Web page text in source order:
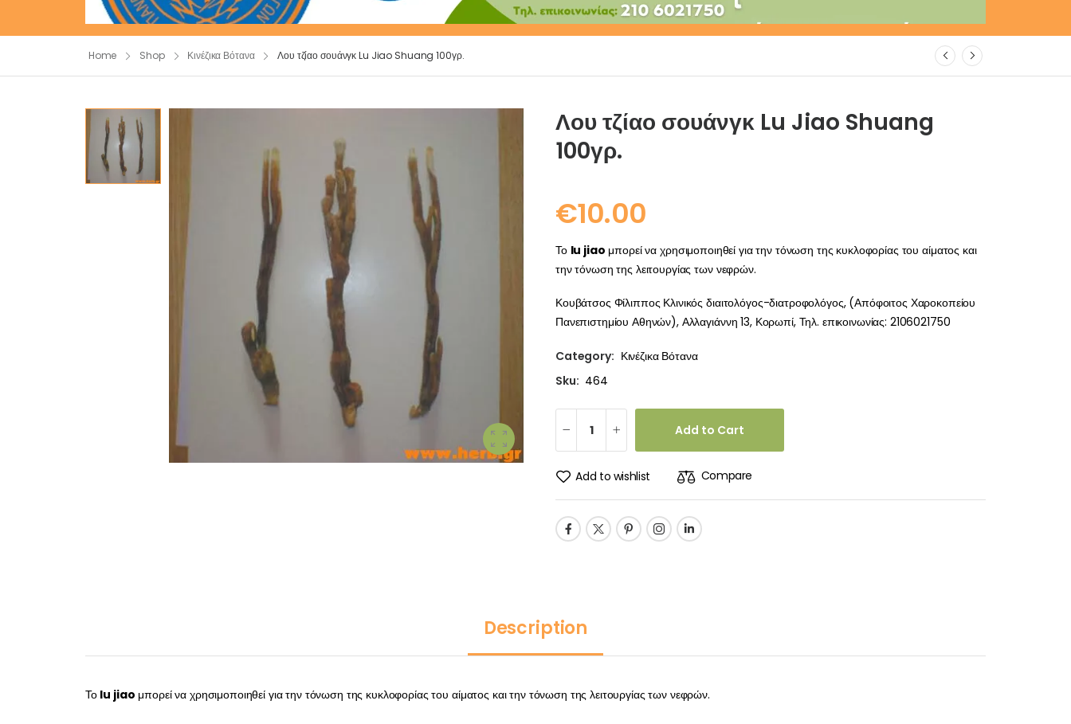
Home Shop Κινέζικα Βότανα Λου τζίαο σουάνγκ Lu Jiao Shuang 100γρ.
Λου τζίαο σουάνγκ Lu Jiao Shuang
100γρ.
€10.00
Το lu jiao μπορεί να χρησιμοποιηθεί για την τόνωση της κυκλοφορίας του αίματος και
την τόνωση της λειτουργίας των νεφρών.
Κουβάτσος Φίλιππος Κλινικός διαιτολόγος-διατροφολόγος, (Απόφοιτος Χαροκοπείου
Πανεπιστημίου Αθηνών), Αλλαγιάννη 13, Κορωπί, Τηλ. επικοινωνίας: 2106021750
Category: Κινέζικα Βότανα
Sku: 464
Add to Cart
Add to wishlist Compare
Description
Το lu jiao μπορεί να χρησιμοποιηθεί για την τόνωση της κυκλοφορίας του αίματος και την τόνωση της λειτουργίας των νεφρών.